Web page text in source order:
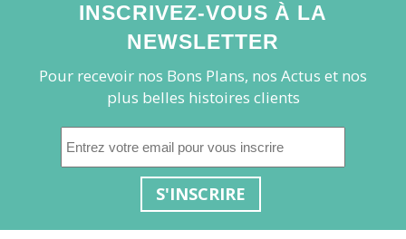
INSCRIVEZ-VOUS À LA
NEWSLETTER
Pour recevoir nos Bons Plans, nos Actus et nos
plus belles histoires clients
S'INSCRIRE